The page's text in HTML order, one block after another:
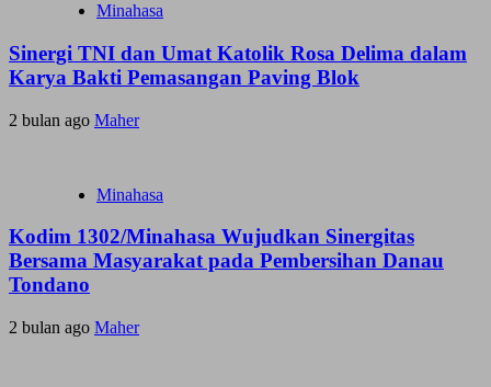
Minahasa
Sinergi TNI dan Umat Katolik Rosa Delima dalam
Karya Bakti Pemasangan Paving Blok
2 bulan ago Maher
Minahasa
Kodim 1302/Minahasa Wujudkan Sinergitas
Bersama Masyarakat pada Pembersihan Danau
Tondano
2 bulan ago Maher